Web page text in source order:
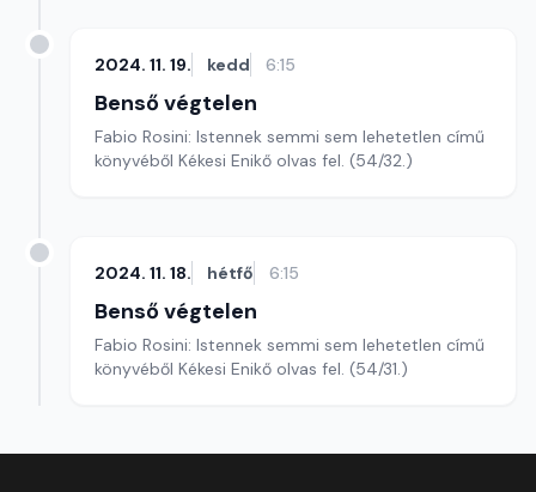
2024. 11. 19. kedd 6:15
Benső végtelen
Fabio Rosini: Istennek semmi sem lehetetlen című
könyvéből Kékesi Enikő olvas fel. (54/32.)
2024. 11. 18. hétfő 6:15
Benső végtelen
Fabio Rosini: Istennek semmi sem lehetetlen című
könyvéből Kékesi Enikő olvas fel. (54/31.)